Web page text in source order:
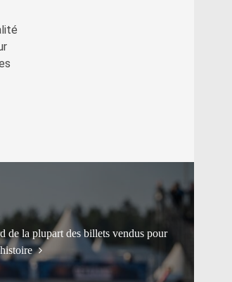
de la plupart des billets vendus pour